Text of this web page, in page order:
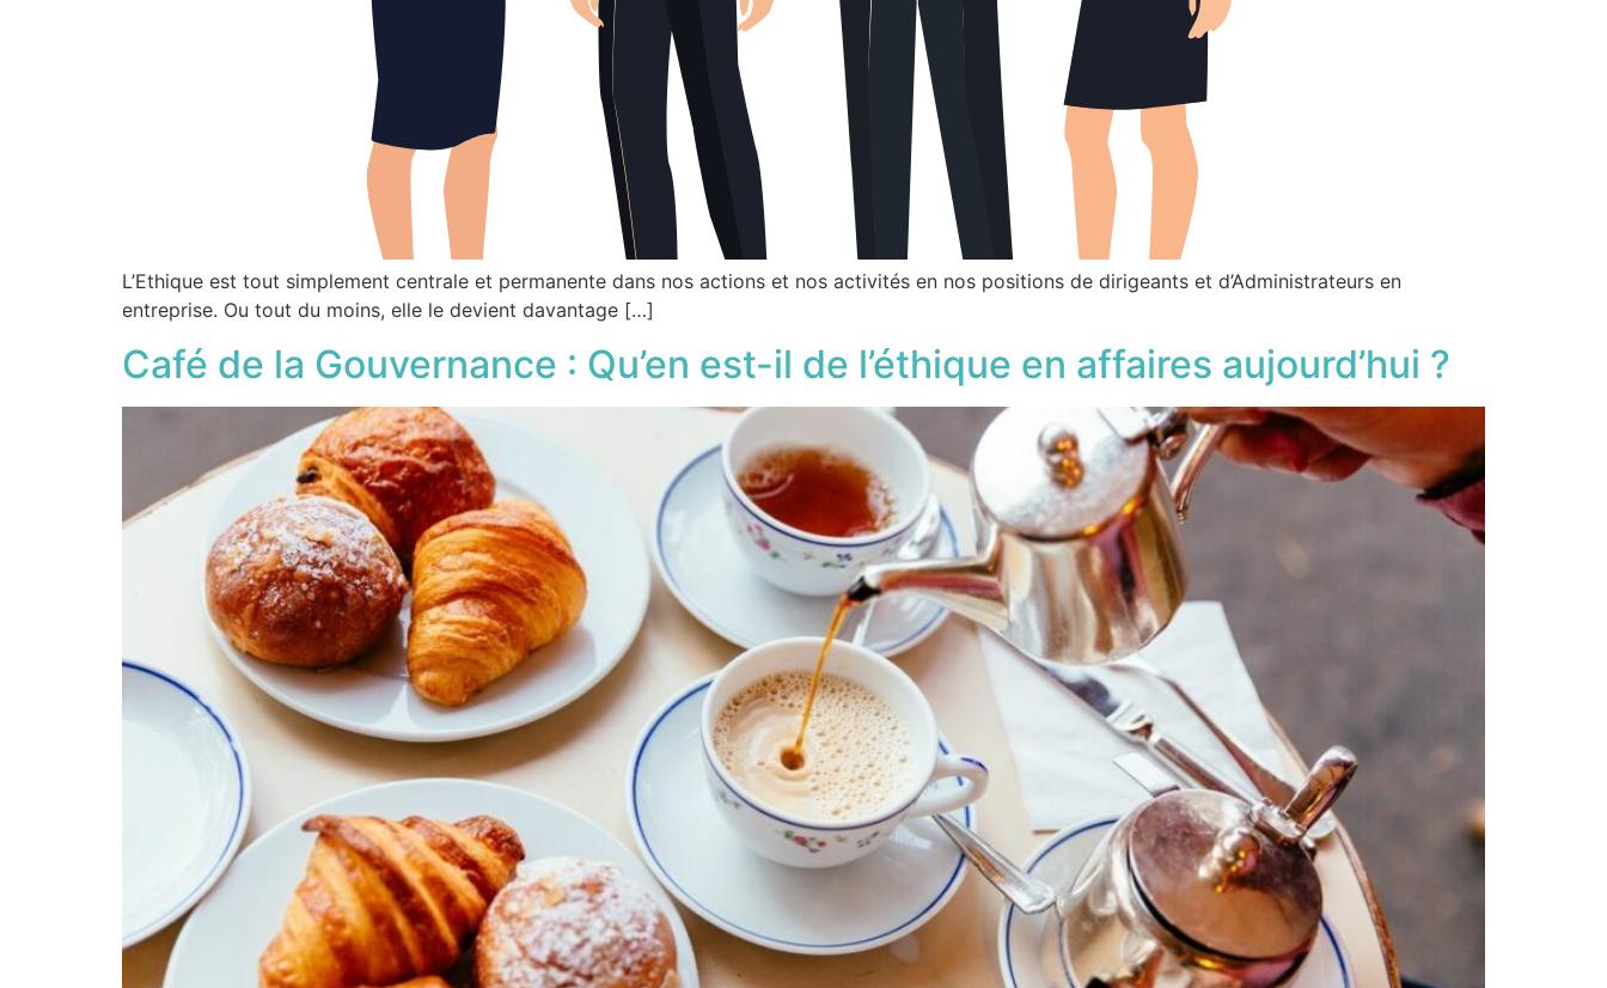
L’Ethique est tout simplement centrale et permanente dans nos actions et nos activités en nos positions de dirigeants et d’Administrateurs en
entreprise. Ou tout du moins, elle le devient davantage […]
Café de la Gouvernance : Qu’en est-il de l’éthique en affaires aujourd’hui ?